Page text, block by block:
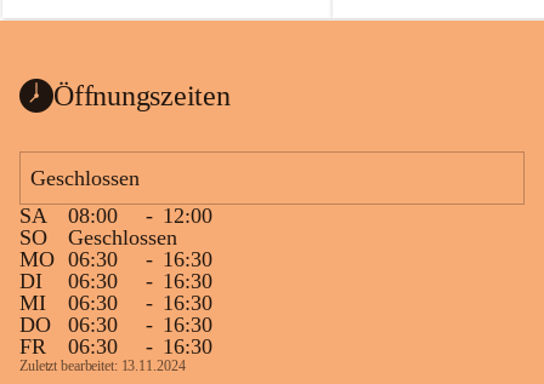
Öffnungszeiten
Geschlossen
SA
08:00 - 12:00
SO
Geschlossen
MO 06:30 - 16:30
DI
06:30 - 16:30
MI
06:30 - 16:30
DO
06:30 - 16:30
FR
06:30 - 16:30
Zuletzt bearbeitet: 13.11.2024